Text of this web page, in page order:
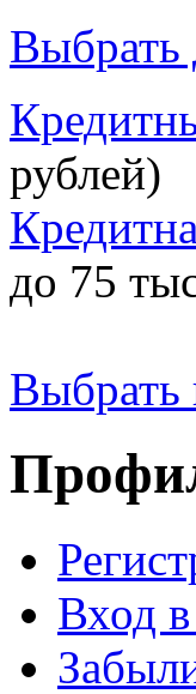
Выбрать
рублей)
до 75
Выбрать
Вход